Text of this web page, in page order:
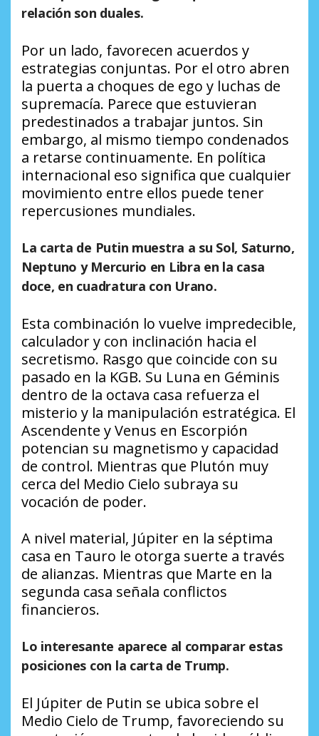
relación son duales.
Por un lado, favorecen acuerdos y
estrategias conjuntas. Por el otro abren
la puerta a choques de ego y luchas de
supremacía. Parece que estuvieran
predestinados a trabajar juntos. Sin
embargo, al mismo tiempo condenados
a retarse continuamente. En política
internacional eso significa que cualquier
movimiento entre ellos puede tener
repercusiones mundiales.
La carta de Putin muestra a su Sol, Saturno,
Neptuno y Mercurio en Libra en la casa
doce, en cuadratura con Urano.
Esta combinación lo vuelve impredecible,
calculador y con inclinación hacia el
secretismo. Rasgo que coincide con su
pasado en la KGB. Su Luna en Géminis
dentro de la octava casa refuerza el
misterio y la manipulación estratégica. El
Ascendente y Venus en Escorpión
potencian su magnetismo y capacidad
de control. Mientras que Plutón muy
cerca del Medio Cielo subraya su
vocación de poder.
A nivel material, Júpiter en la séptima
casa en Tauro le otorga suerte a través
de alianzas. Mientras que Marte en la
segunda casa señala conflictos
financieros.
Lo interesante aparece al comparar estas
posiciones con la carta de Trump.
El Júpiter de Putin se ubica sobre el
Medio Cielo de Trump, favoreciendo su